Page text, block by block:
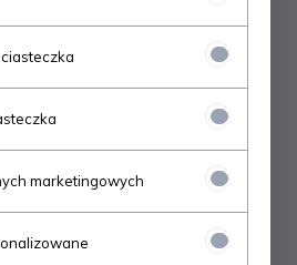
(butan) 4,81 kg
kg
marketingowych